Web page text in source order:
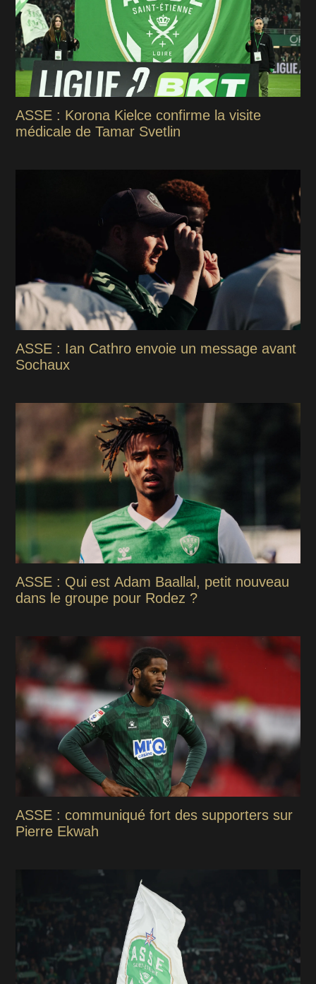
ASSE : Korona Kielce confirme la visite
médicale de Tamar Svetlin
ASSE : Ian Cathro envoie un message avant
Sochaux
ASSE : Qui est Adam Baallal, petit nouveau
dans le groupe pour Rodez ?
ASSE : communiqué fort des supporters sur
Pierre Ekwah